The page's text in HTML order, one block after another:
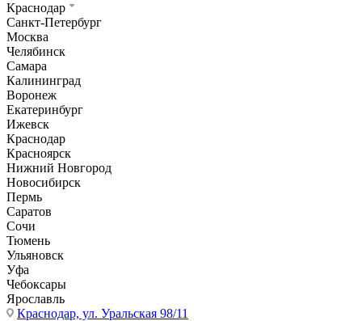
Краснодар
Санкт-Петербург
Москва
Челябинск
Самара
Калининград
Воронеж
Екатеринбург
Ижевск
Краснодар
Красноярск
Нижний Новгород
Новосибирск
Пермь
Саратов
Сочи
Тюмень
Ульяновск
Уфа
Чебоксары
Ярославль
Краснодар, ул. Уральская 98/11